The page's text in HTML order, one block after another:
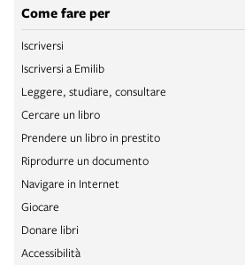
Come fare per
Iscriversi
Iscriversi a Emilib
Leggere, studiare, consultare
Cercare un libro
Prendere un libro in prestito
Riprodurre un documento
Navigare in Internet
Giocare
Donare libri
Accessibilità